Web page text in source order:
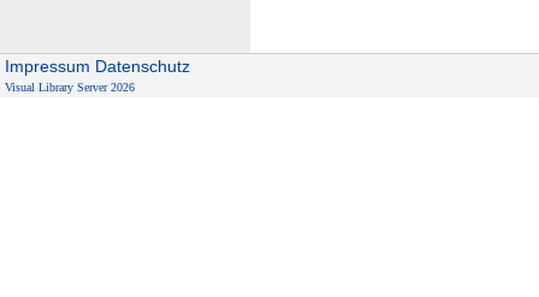
Impressum Datenschutz
Visual Library Server 2026